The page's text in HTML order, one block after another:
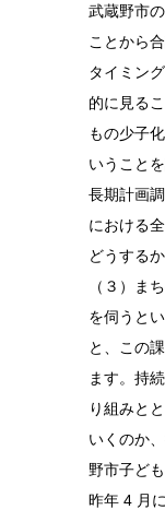
武蔵野市
ことから
タイミン
的に見る
もの少子
いうこと
長期計画
における
どうする
（３）ま
を伺うと
と、この
ます。持
り組みと
いくのか
野市子ど
昨年 4 月